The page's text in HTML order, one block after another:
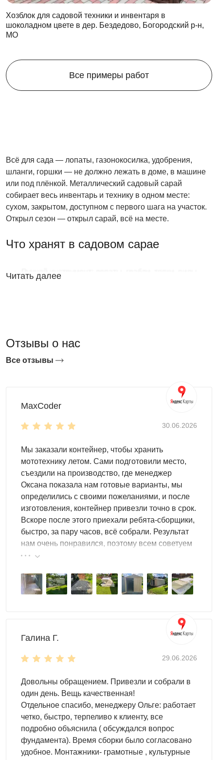
Хозблок для садовой техники и инвентаря в
шоколадном цвете в дер. Бездедово, Богородский р-н,
МО
Все примеры работ
Всё для сада — лопаты, газонокосилка, удобрения,
шланги, горшки — не должно лежать в доме, в машине
или под плёнкой. Металлический садовый сарай
собирает весь инвентарь и технику в одном месте:
сухом, закрытом, доступном с первого шага на участок.
Открыл сезон — открыл сарай, всё на месте.
Что хранят в садовом сарае
тяпки, культиваторы — на крючках вдоль стены
Удобрения, торф, грунт, средства защиты растений
Горшки, кашпо, рассадные ящики, поддоны —
Садовая мебель на зимний период: кресла, зонты,
раскладные столы
Семена, луковицы, клубни на хранение в
Садовый сарай: удобство каждый
день сезона
В садовый сарай заходят по несколько раз в день —
значит, всё должно быть под рукой, а не завалено в углу.
Крючки и кронштейны на стальных стенах вешаются без
задевая косяки. Вентиляционные решётки в стенах
обеспечивают постоянный воздухообмен — удобрения
от воды при поливе и дожде: внутри всегда сухо даже
Какой размер садового сарая
Размер зависит от площади участка и количества
техники. На участке 6–10 соток с базовым набором
инвентаря достаточно сарая 2×3 или 2×4 м — весь
ручной инструмент, шланги и небольшая газонокосилка
вмещаются без тесноты. На участке 10–20 соток с
Читать далее
Отзывы о нас
Все отзывы
MaxCoder
30.06.2026
Мы заказали контейнер, чтобы хранить
мототехнику летом. Сами подготовили место,
съездили на производство, где менеджер
Оксана показала нам готовые варианты, мы
определились с своими пожеланиями, и после
изготовления, контейнер привезли точно в срок.
Вскоре после этого приехали ребята-сборщики,
быстро, за пару часов, всё собрали. Результат
нам очень понравился, поэтому всем советуем
эту фирму.
Галина Г.
29.06.2026
Довольны обращением. Привезли и собрали в
один день. Вещь качественная!
Отдельное спасибо, менеджеру Ольге: работает
четко, быстро, терпеливо к клиенту, все
подробно объяснила ( обсуждался вопрос
фундамента). Время сборки было согласовано
удобное. Монтажники- грамотные , культурные